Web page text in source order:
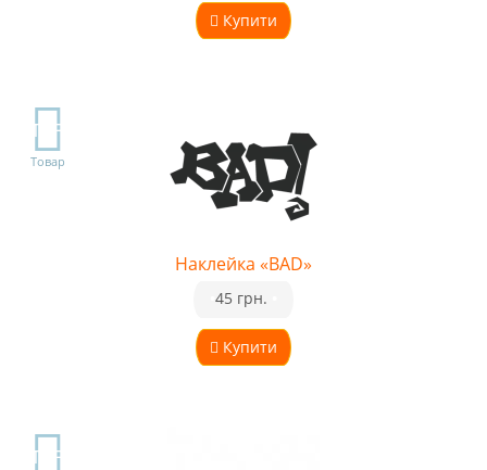
Купити
TOP
Товар
Наклейка «BAD»
Купити
45 грн.
TOP